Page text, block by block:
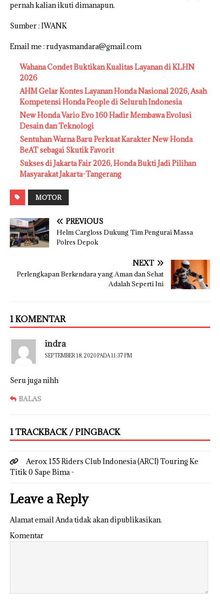
pernah kalian ikuti dimanapun.
Sumber : IWANK
Email me : rudyasmandara@gmail.com
Wahana Condet Buktikan Kualitas Layanan di KLHN
2026
AHM Gelar Kontes Layanan Honda Nasional 2026, Asah
Kompetensi Honda People di Seluruh Indonesia
New Honda Vario Evo 160 Hadir Membawa Evolusi
Desain dan Teknologi
Sentuhan Warna Baru Perkuat Karakter New Honda
BeAT sebagai Skutik Favorit
Sukses di Jakarta Fair 2026, Honda Bukti Jadi Pilihan
Masyarakat Jakarta-Tangerang
MOTOR
PREVIOUS
Helm Cargloss Dukung Tim Pengurai Massa
Polres Depok
NEXT
Perlengkapan Berkendara yang Aman dan Sehat
Adalah Seperti Ini
1 KOMENTAR
indra
SEPTEMBER 18, 2020 PADA 11:37 PM
Seru juga nihh
BALAS
1 TRACKBACK / PINGBACK
Aerox 155 Riders Club Indonesia (ARCI) Touring Ke
Titik 0 Sape Bima -
Leave a Reply
Alamat email Anda tidak akan dipublikasikan.
Komentar